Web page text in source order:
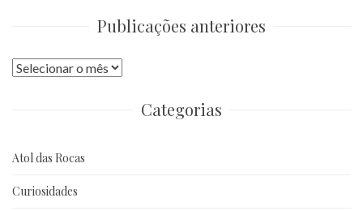
Publicações anteriores
Publicações
Categorias
Atol das Rocas
Curiosidades